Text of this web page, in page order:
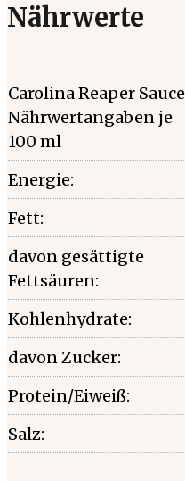
Nährwerte
Carolina Reaper Sauce
Nährwertangaben je
100 ml
Energie:
Fett:
davon gesättigte
Fettsäuren:
Kohlenhydrate:
davon Zucker:
Protein/Eiweiß:
Salz: